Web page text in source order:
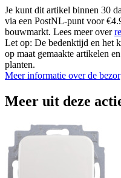
Je kunt dit artikel binnen 30
via een PostNL-punt voor
bouwmarkt. Lees meer over
Let op: De bedenktijd en het
op maat gemaakte artikelen
planten.
Meer informatie over de
Meer uit deze